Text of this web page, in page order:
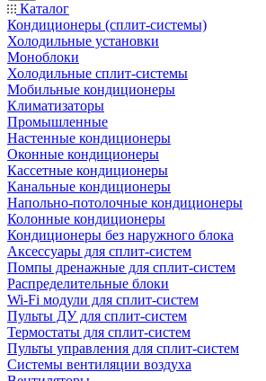
Каталог
Кондиционеры (сплит-системы)
Холодильные установки
Моноблоки
Холодильные сплит-системы
Мобильные кондиционеры
Климатизаторы
Промышленные
Настенные кондиционеры
Оконные кондиционеры
Кассетные кондиционеры
Канальные кондиционеры
Напольно-потолочные кондиционеры
Колонные кондиционеры
Кондиционеры без наружного блока
Аксессуары для сплит-систем
Помпы дренажные для сплит-систем
Распределительные блоки
Wi-Fi модули для сплит-систем
Пульты ДУ для сплит-систем
Термостаты для сплит-систем
Пульты управления для сплит-систем
Системы вентиляции воздуха